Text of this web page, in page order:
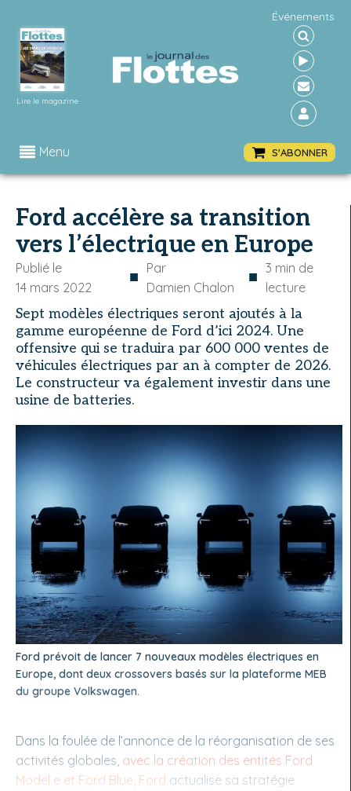
Lire le magazine
Événements
Menu S'ABONNER
Ford accélère sa transition
vers l’électrique en Europe
Publié le
14 mars 2022
■ Par
Damien Chalon
■ 3 min de
lecture
Sept modèles électriques seront ajoutés à la
gamme européenne de Ford d’ici 2024. Une
offensive qui se traduira par 600 000 ventes de
véhicules électriques par an à compter de 2026.
Le constructeur va également investir dans une
usine de batteries.
Ford prévoit de lancer 7 nouveaux modèles électriques en
Europe, dont deux crossovers basés sur la plateforme MEB
du groupe Volkswagen.
Dans la foulée de l’annonce de la réorganisation de ses
activités globales, avec la création des entités Ford
Model e et Ford Blue, Ford actualise sa stratégie